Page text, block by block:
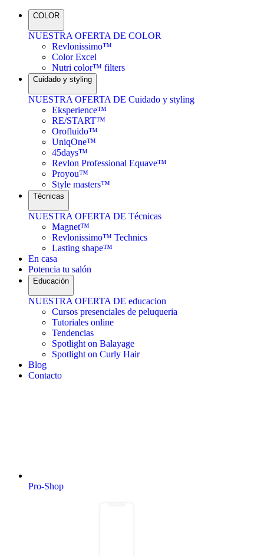
COLOR
NUESTRA OFERTA DE COLOR
Revlonissimo™
Color Excel
Nutri color™ filters
Cuidado y styling
NUESTRA OFERTA DE Cuidado y styling
Eksperience™
RE/START™
Orofluido™
UniqOne™
45days™
Revlon Professional Equave™
Proyou™
Style masters™
Técnicas
NUESTRA OFERTA DE Técnicas
Magnet™
Revlonissimo™ Technics
Lasting shape™
En casa
Potencia tu salón
Educación
NUESTRA OFERTA DE educacion
Cursos presenciales de peluqueria
Tutoriales online
Tendencias
Spotlight on Balayage
Spotlight on Curly Hair
Blog
Contacto
Pro-Shop